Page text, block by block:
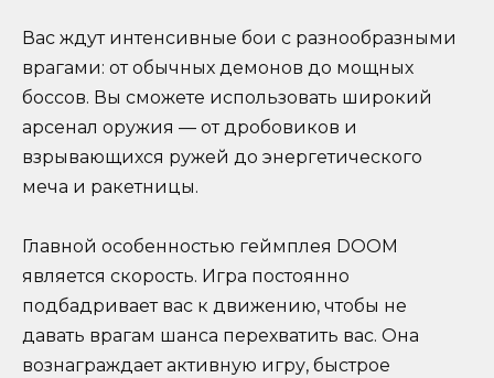
Вас ждут интенсивные бои с разнообразными
врагами: от обычных демонов до мощных
боссов. Вы сможете использовать широкий
арсенал оружия — от дробовиков и
взрывающихся ружей до энергетического
меча и ракетницы.
Главной особенностью геймплея DOOM
является скорость. Игра постоянно
подбадривает вас к движению, чтобы не
давать врагам шанса перехватить вас. Она
вознаграждает активную игру, быстрое